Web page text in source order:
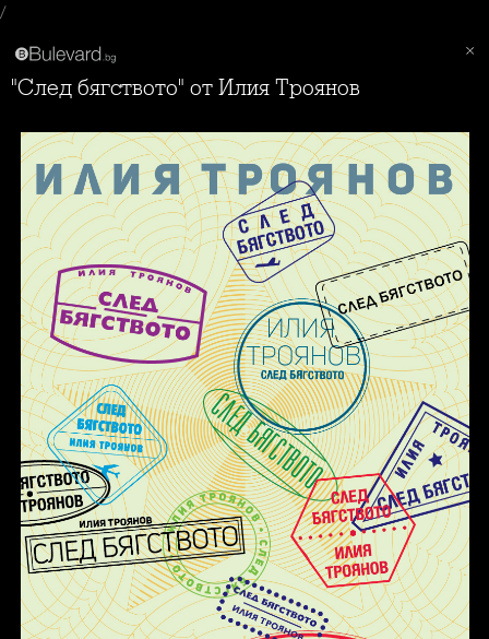
/
"След бягството" от Илия Троянов